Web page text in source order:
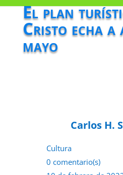
El plan
Cristo echa a
mayo
Carlos H.
Cultura
0 comentario(s)